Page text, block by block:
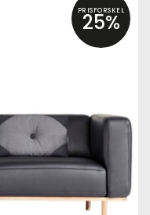
PRISFORSKEL
25%